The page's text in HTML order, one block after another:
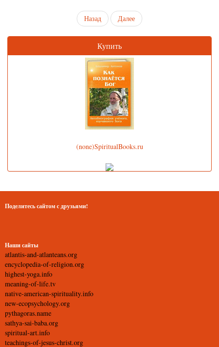
Назад Далее
Купить
(none)SpiritualBooks.ru
Поделитесь сайтом с друзьями!
Наши сайты
atlantis-and-atlanteans.org
encyclopedia-of-religion.org
highest-yoga.info
meaning-of-life.tv
native-american-spirituality.info
new-ecopsychology.org
pythagoras.name
sathya-sai-baba.org
spiritual-art.info
teachings-of-jesus-christ.org